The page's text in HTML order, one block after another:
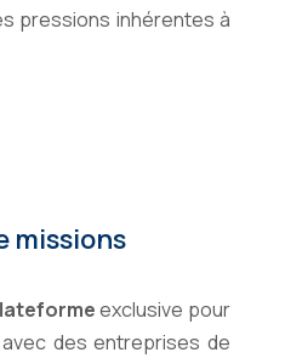
pressions inhérentes à
missions
exclusive pour
des entreprises de